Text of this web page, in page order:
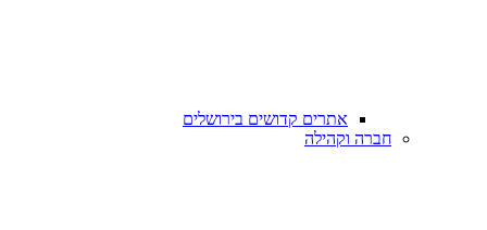
אתרים קדושים בירושלים
חברה וקהילה